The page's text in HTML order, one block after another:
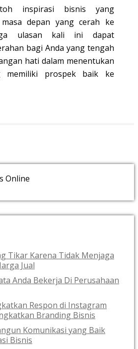
inspirasi bisnis yang
depan yang cerah ke
ulasan kali ini dapat
bagi Anda yang tengah
hati dalam menentukan
memiliki prospek baik ke
Online
Tikar Karena Tidak Menjaga
Jual
Anda Bekerja Di Perusahaan
Respon di Instagram
Branding Bisnis
Komunikasi yang Baik
Bisnis